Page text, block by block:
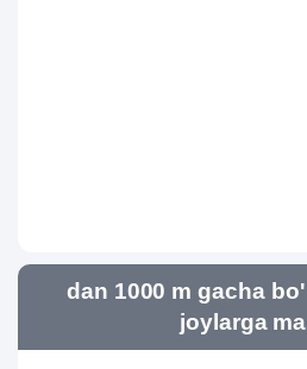
dan 1000 m gacha
joylarga